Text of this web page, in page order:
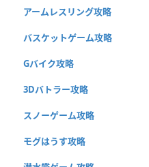
アームレスリング攻略
バスケットゲーム攻略
Gバイク攻略
3Dバトラー攻略
スノーゲーム攻略
モグはうす攻略